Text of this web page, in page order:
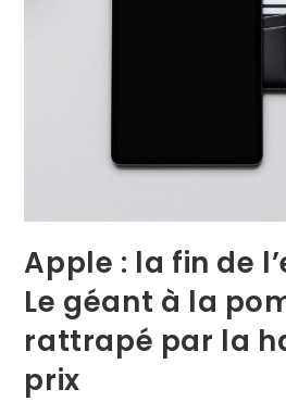
Apple : la fin de
Le géant à la
rattrapé par la
prix